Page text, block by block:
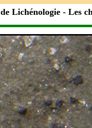
Lichénologie - Les